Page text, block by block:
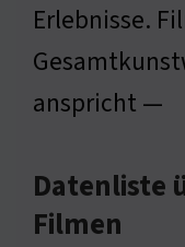
Erlebnisse.
anspricht —
Datenliste
Filmen